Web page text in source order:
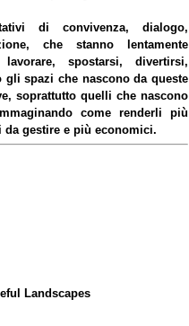
di convivenza, dialogo,
che stanno lentamente
spostarsi, divertirsi,
gli spazi che nascono da queste
soprattutto quelli che nascono
come renderli più
gestire e più economici.
Landscapes